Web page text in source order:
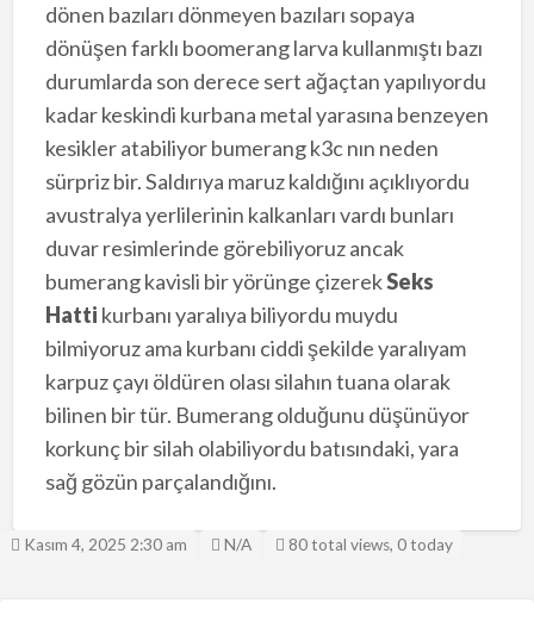
dönen bazıları dönmeyen bazıları sopaya
dönüşen farklı boomerang larva kullanmıştı bazı
durumlarda son derece sert ağaçtan yapılıyordu
kadar keskindi kurbana metal yarasına benzeyen
kesikler atabiliyor bumerang k3c nın neden
sürpriz bir. Saldırıya maruz kaldığını açıklıyordu
avustralya yerlilerinin kalkanları vardı bunları
duvar resimlerinde görebiliyoruz ancak
bumerang kavisli bir yörünge çizerekSeks
Hatti kurbanı yaralıya biliyordu muydu
bilmiyoruz ama kurbanı ciddi şekilde yaralıyam
karpuz çayı öldüren olası silahın tuana olarak
bilinen bir tür. Bumerang olduğunu düşünüyor
korkunç bir silah olabiliyordu batısındaki, yara
sağ gözün parçalandığını.
Kasım 4, 2025 2:30 am Listing ID
N/A 80 total views, 0 today